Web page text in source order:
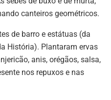
canteiros geométricos.
de barro e estátuas (da
História). Plantaram ervas
anis, orégãos, salsa,
nos repuxos e nas